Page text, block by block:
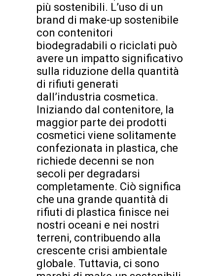
più sostenibili. L’uso di un
brand di make-up sostenibile
con contenitori
biodegradabili o riciclati può
avere un impatto significativo
sulla riduzione della quantità
di rifiuti generati
dall’industria cosmetica.
Iniziando dal contenitore, la
maggior parte dei prodotti
cosmetici viene solitamente
confezionata in plastica, che
richiede decenni se non
secoli per degradarsi
completamente. Ciò significa
che una grande quantità di
rifiuti di plastica finisce nei
nostri oceani e nei nostri
terreni, contribuendo alla
crescente crisi ambientale
globale. Tuttavia, ci sono